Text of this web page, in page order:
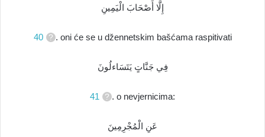
إِلَّا أَصْحَابَ الْيَمِينِ
40 . oni će se u džennetskim bašćama raspitivati
فِي جَنَّاتٍ يَتَسَاءلُونَ
41 . o nevjernicima:
عَنِ الْمُجْرِمِينَ